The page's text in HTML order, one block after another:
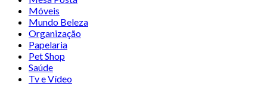
Móveis
Mundo Beleza
Organização
Papelaria
Pet Shop
Saúde
Tv e Vídeo